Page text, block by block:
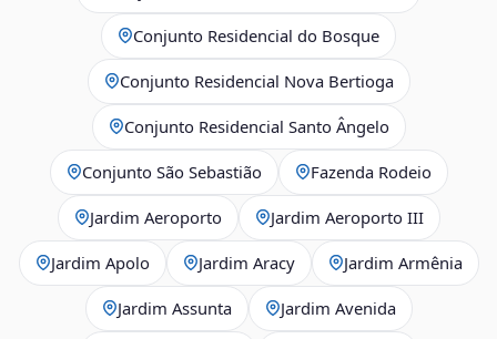
Conjunto Residencial do Bosque
Conjunto Residencial Nova Bertioga
Conjunto Residencial Santo Ângelo
Conjunto São Sebastião Fazenda Rodeio
Jardim Aeroporto Jardim Aeroporto III
Jardim Apolo Jardim Aracy Jardim Armênia
Jardim Assunta Jardim Avenida